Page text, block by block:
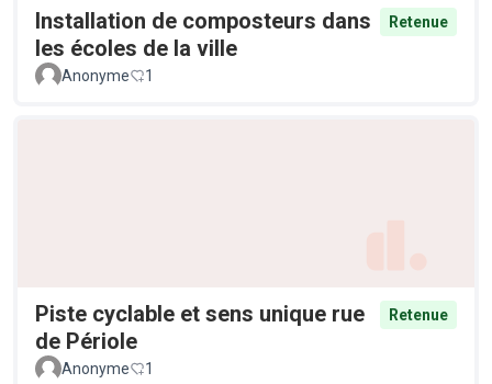
Installation de composteurs dans
les écoles de la ville
Retenue
Anonyme 1
Piste cyclable et sens unique rue
de Périole
Retenue
Anonyme 1